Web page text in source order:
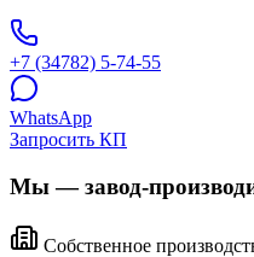
+7 (34782) 5-74-55
WhatsApp
Запросить КП
Мы — завод-
Собственное